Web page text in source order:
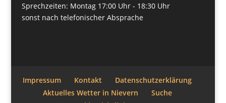
Sprechzeiten: Montag 17:00 Uhr - 18:30 Uhr
sonst nach telefonischer Absprache
Impressum Kontakt
Datenschutzerklärung
Aktuelles Wetter in Nievern
Suche